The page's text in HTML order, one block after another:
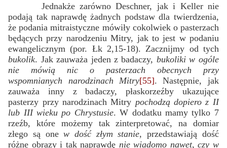
Jednakże zarówno Deschner, jak i Keller nie
podają tak naprawdę żadnych podstaw dla twierdzenia,
że podania mitraistyczne mówiły cokolwiek o pasterzach
będących przy narodzeniu Mitry, jak to jest w podaniu
ewangelicznym (por. Łk 2,15-18). Zacznijmy od tych
bukolik. Jak zauważa jeden z badaczy, bukoliki w ogóle
nie mówią nic o pasterzach obecnych przy
wspomnianych narodzinach Mitry[55]. Następnie, jak
zauważa inny z badaczy, płaskorzeźby ukazujące
pasterzy przy narodzinach Mitry pochodzą dopiero z II
lub III wieku po Chrystusie. W dodatku mamy tylko 7
rzeźb, które możemy tak zinterpretować, na domiar
złego są onew dość złym stanie, przedstawiają dość
różne obrazy i tak naprawdę nie wiadomo nawet, czy w